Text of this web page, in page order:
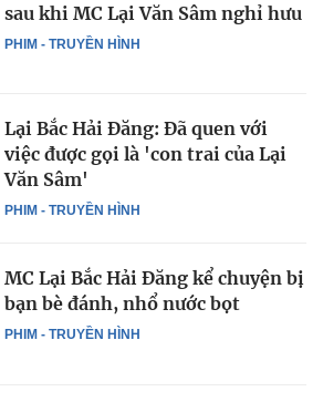
PHIM - TRUYỀN HÌNH
sau khi MC Lại Văn Sâm nghỉ hưu
PHIM - TRUYỀN HÌNH
Lại Bắc Hải Đăng: Đã quen với
việc được gọi là 'con trai của Lại
Văn Sâm'
PHIM - TRUYỀN HÌNH
MC Lại Bắc Hải Đăng kể chuyện bị
bạn bè đánh, nhổ nước bọt